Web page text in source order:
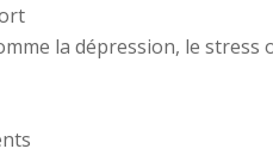
la dépression, le